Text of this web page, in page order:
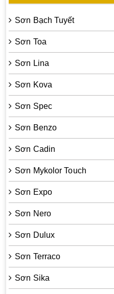
Sơn Bạch Tuyết
Sơn Toa
Sơn Lina
Sơn Kova
Sơn Spec
Sơn Benzo
Sơn Cadin
Sơn Mykolor Touch
Sơn Expo
Sơn Nero
Sơn Dulux
Sơn Terraco
Sơn Sika